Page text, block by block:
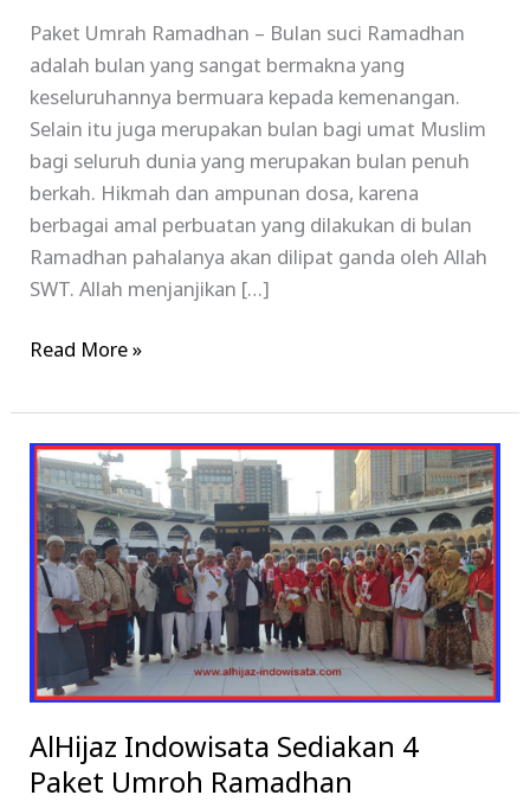
Paket Umrah Ramadhan – Bulan suci Ramadhan
adalah bulan yang sangat bermakna yang
keseluruhannya bermuara kepada kemenangan.
Selain itu juga merupakan bulan bagi umat Muslim
bagi seluruh dunia yang merupakan bulan penuh
berkah. Hikmah dan ampunan dosa, karena
berbagai amal perbuatan yang dilakukan di bulan
Ramadhan pahalanya akan dilipat ganda oleh Allah
SWT. Allah menjanjikan […]
Read More »
AlHijaz Indowisata Sediakan 4
Paket Umroh Ramadhan
AlHijaz
Indowisata
Sediakan
4
Paket
Umroh
Ramadhan